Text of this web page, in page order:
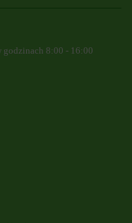
8:00 - 16:00